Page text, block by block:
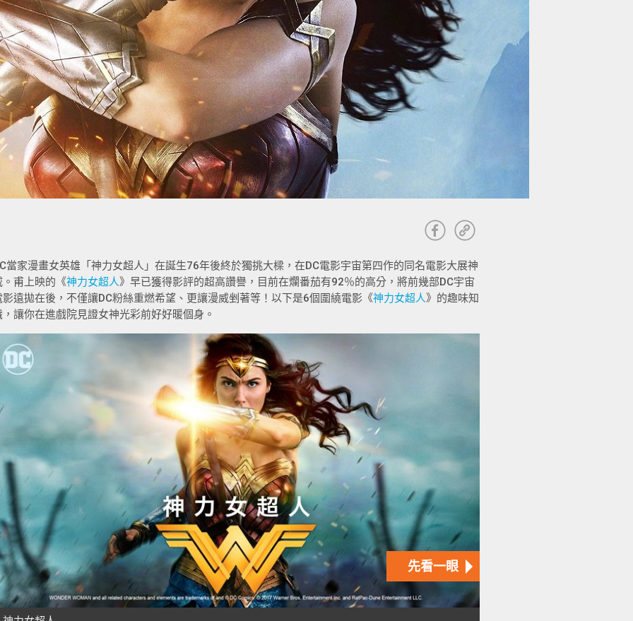
當家漫畫女英雄「神力女超人」在誕生76年後終於獨挑大樑，在DC電影宇宙第四作的同名電影大展神
。甫上映的《神力女超人》早已獲得影評的超高讚譽，目前在爛番茄有92％的高分，將前幾部DC宇宙
影遠拋在後，不僅讓DC粉絲重燃希望、更讓漫威剉著等！以下是6個圍繞電影《神力女超人》的趣味知
，讓你在進戲院見證女神光彩前好好暖個身。